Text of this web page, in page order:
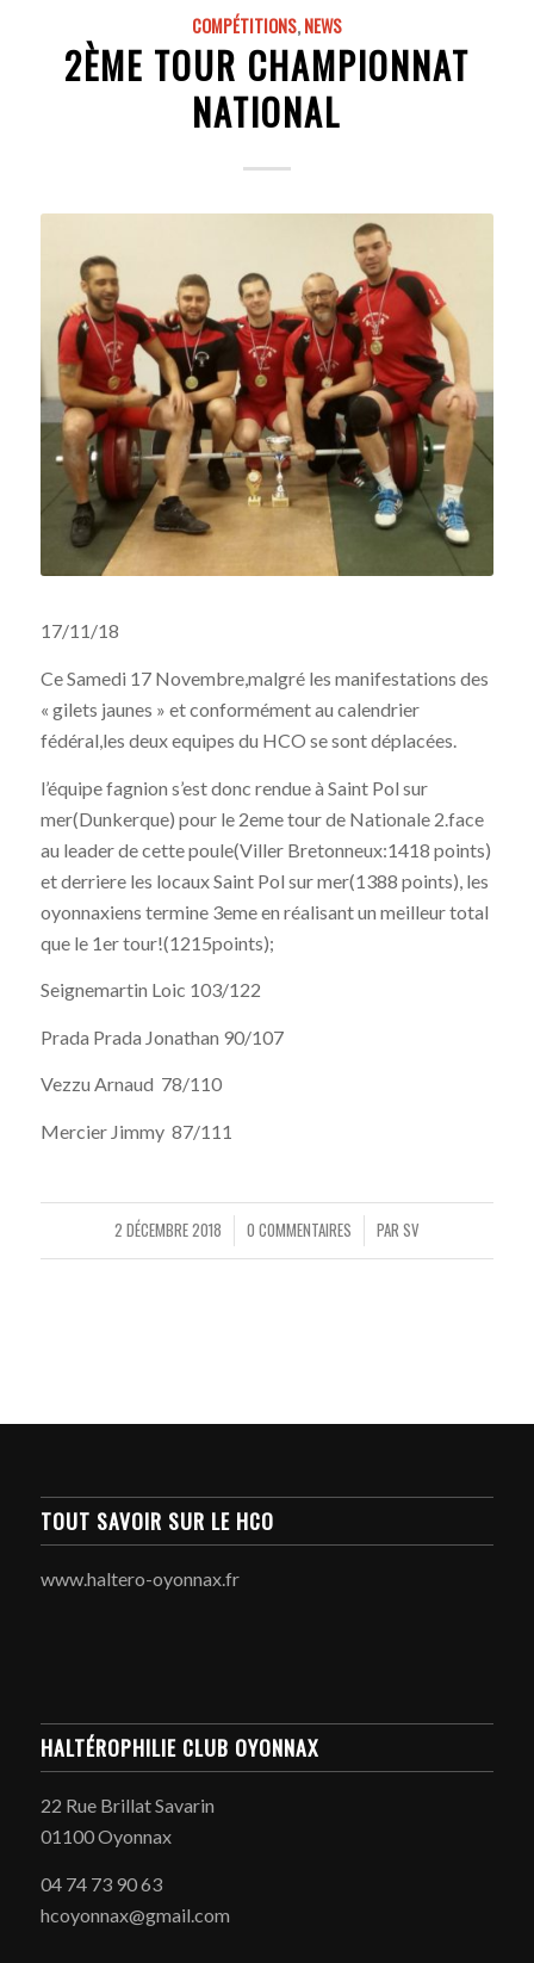
COMPÉTITIONS,NEWS
2ÈME TOUR CHAMPIONNAT
NATIONAL
17/11/18
Ce Samedi 17 Novembre,malgré les manifestations des
« gilets jaunes » et conformément au calendrier
fédéral,les deux equipes du HCO se sont déplacées.
l’équipe fagnion s’est donc rendue à Saint Pol sur
mer(Dunkerque) pour le 2eme tour de Nationale 2.face
au leader de cette poule(Viller Bretonneux:1418 points)
et derriere les locaux Saint Pol sur mer(1388 points), les
oyonnaxiens termine 3eme en réalisant un meilleur total
que le 1er tour!(1215points);
Seignemartin Loic 103/122
Prada Prada Jonathan 90/107
Vezzu Arnaud 78/110
Mercier Jimmy 87/111
2 DÉCEMBRE 2018
/ 0 COMMENTAIRES
/ PAR SV
TOUT SAVOIR SUR LE HCO
www.haltero-oyonnax.fr
HALTÉROPHILIE CLUB OYONNAX
22 Rue Brillat Savarin
01100 Oyonnax
04 74 73 90 63
hcoyonnax@gmail.com